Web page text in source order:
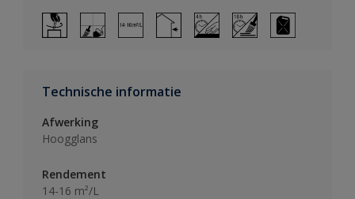
Technische informatie
Afwerking
Hoogglans
Rendement
14-16 m²/L